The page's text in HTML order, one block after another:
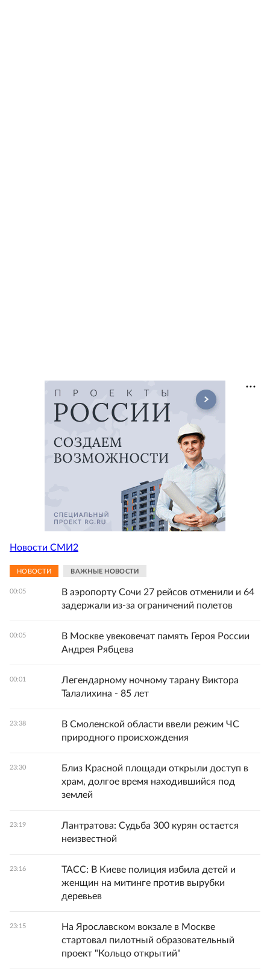
Новости СМИ2
НОВОСТИ ВАЖНЫЕ НОВОСТИ
00:05
В аэропорту Сочи 27 рейсов отменили и 64
задержали из-за ограничений полетов
00:05
В Москве увековечат память Героя России
Андрея Рябцева
00:01
Легендарному ночному тарану Виктора
Талалихина - 85 лет
23:38
В Смоленской области ввели режим ЧС
природного происхождения
23:30
Близ Красной площади открыли доступ в
храм, долгое время находившийся под
землей
23:19
Лантратова: Судьба 300 курян остается
неизвестной
23:16
ТАСС: В Киеве полиция избила детей и
женщин на митинге против вырубки
деревьев
23:15
На Ярославском вокзале в Москве
стартовал пилотный образовательный
проект "Кольцо открытий"